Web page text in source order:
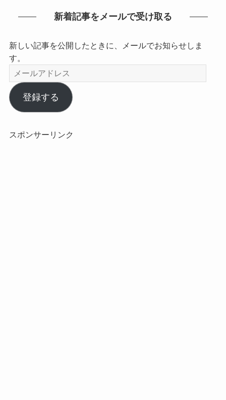
新着記事をメールで受け取る
新しい記事を公開したときに、メールでお知らせしま
す。
メ
ー
ル
ア
レ
登録する
スポンサーリンク